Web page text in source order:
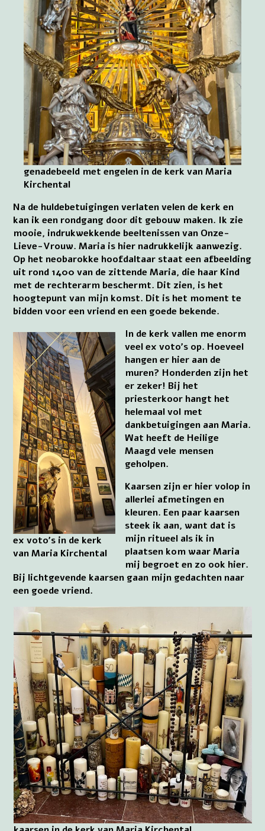
genadebeeld met engelen in de kerk van Maria
Kirchental
Na de huldebetuigingen verlaten velen de kerk en
kan ik een rondgang door dit gebouw maken. Ik zie
mooie, indrukwekkende beeltenissen van Onze-
Lieve-Vrouw. Maria is hier nadrukkelijk aanwezig.
Op het neobarokke hoofdaltaar staat een afbeelding
uit rond 1400 van de zittende Maria, die haar Kind
met de rechterarm beschermt. Dit zien, is het
hoogtepunt van mijn komst. Dit is het moment te
bidden voor een vriend en een goede bekende.
ex voto’s in de kerk
van Maria Kirchental
In de kerk vallen me enorm
veel ex voto’s op. Hoeveel
hangen er hier aan de
muren? Honderden zijn het
er zeker! Bij het
priesterkoor hangt het
helemaal vol met
dankbetuigingen aan Maria.
Wat heeft de Heilige
Maagd vele mensen
geholpen.
Kaarsen zijn er hier volop in
allerlei afmetingen en
kleuren. Een paar kaarsen
steek ik aan, want dat is
mijn ritueel als ik in
plaatsen kom waar Maria
mij begroet en zo ook hier.
Bij lichtgevende kaarsen gaan mijn gedachten naar
een goede vriend.